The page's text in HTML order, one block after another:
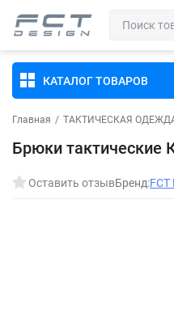
КАТАЛОГ ТОВАРОВ
Главная / ТАКТИЧЕСКАЯ
Брюки тактические
Оставить отзывБренд:FCT